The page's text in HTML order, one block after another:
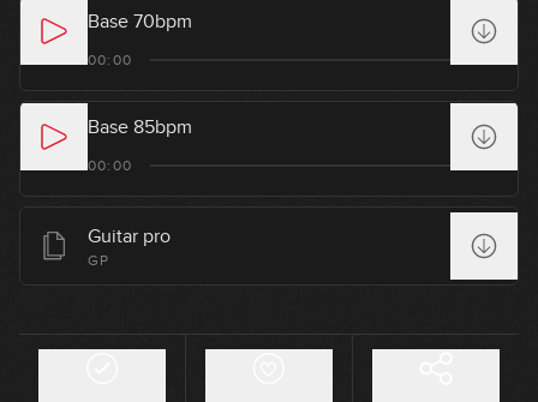
Base 70bpm
00:00
Base 85bpm
00:00
Guitar pro
GP
03:39
07:06
#130: Groove con Notas Mudas en